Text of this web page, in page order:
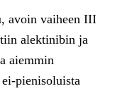
avoin vaiheen III
alektinibin ja
aiemmin
pienisoluista